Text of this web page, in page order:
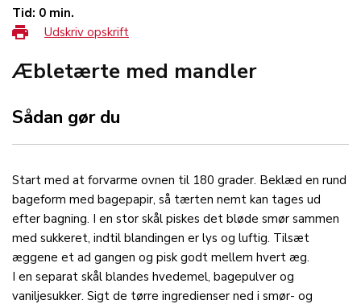
Tid: 0 min.
Udskriv opskrift
Æbletærte med mandler
Sådan gør du
Start med at forvarme ovnen til 180 grader. Beklæd en rund
bageform med bagepapir, så tærten nemt kan tages ud
efter bagning. I en stor skål piskes det bløde smør sammen
med sukkeret, indtil blandingen er lys og luftig. Tilsæt
æggene et ad gangen og pisk godt mellem hvert æg.
I en separat skål blandes hvedemel, bagepulver og
vaniljesukker. Sigt de tørre ingredienser ned i smør- og